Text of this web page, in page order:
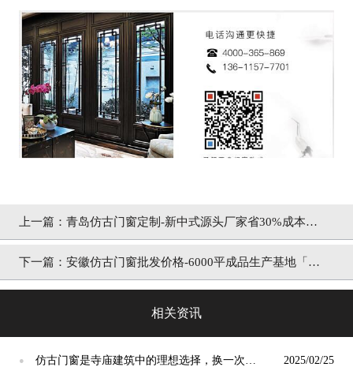
上一篇： 青岛仿古门窗定制-新中式源头厂家省30%成本
「冠墅阳光」
下一篇： 安徽仿古门窗批发价格-6000平成品生产基地「冠
相关资讯
●
仿古门窗是寺庙建筑中的理想选择，换一次用
2025/02/25